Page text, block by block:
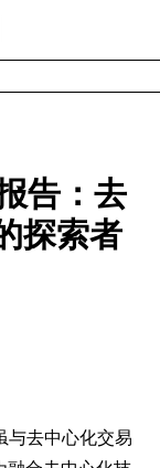
告：去
探索者
与去中心化交易